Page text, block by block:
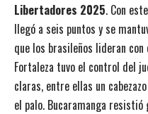
Libertadores 2025. Con
llegó a seis puntos y se
que los brasileños lideran con
Fortaleza tuvo el control del
claras, entre ellas un
el palo. Bucaramanga